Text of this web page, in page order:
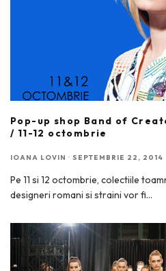
Pop-up shop Band of
/ 11-12 octombrie
IOANA LOVIN · SEPTEMBRIE 22, 2014
Pe 11 si 12 octombrie, colectiile
designeri romani si straini vor fi...